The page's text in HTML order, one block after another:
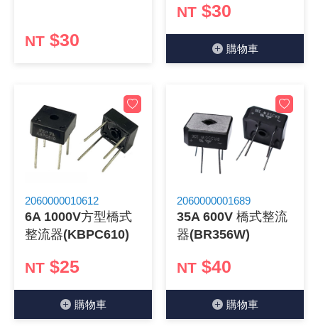
NT $30
NT $30
購物⾞
2060000010612
6A 1000V方型橋式
整流器(KBPC610)
NT $25
購物⾞
2060000001689
35A 600V 橋式整流
器(BR356W)
NT $40
購物⾞